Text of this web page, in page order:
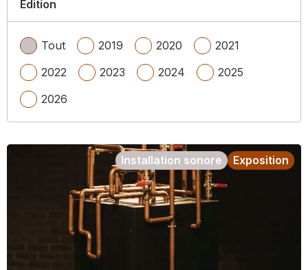
Edition
Tout 2019 2020
2021
2022
2023 2024
2025
2026
Exposition
Installation sonore